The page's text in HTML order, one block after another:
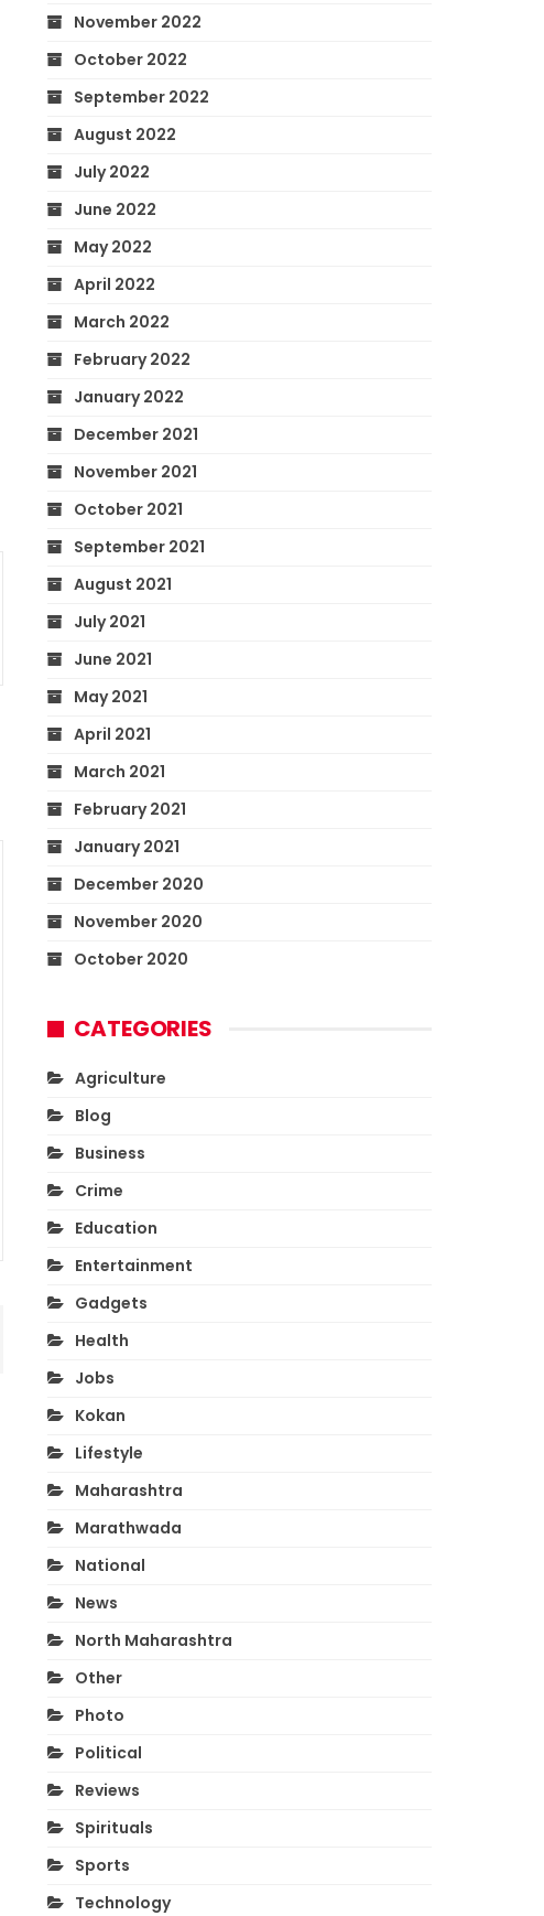
November 2022
October 2022
September 2022
August 2022
July 2022
June 2022
May 2022
April 2022
March 2022
February 2022
January 2022
December 2021
November 2021
October 2021
September 2021
August 2021
July 2021
June 2021
May 2021
April 2021
March 2021
February 2021
January 2021
December 2020
November 2020
October 2020
CATEGORIES
Agriculture
Blog
Business
Crime
Education
Entertainment
Gadgets
Health
Jobs
Kokan
Lifestyle
Maharashtra
Marathwada
National
News
North Maharashtra
Other
Photo
Political
Reviews
Spirituals
Sports
Technology